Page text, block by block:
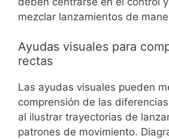
mezclar lanzamientos de
Ayudas visuales para
rectas
Las ayudas visuales pueden
comprensión de las
al ilustrar trayectorias de
patrones de movimiento.